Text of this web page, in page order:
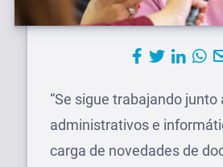
“Se sigue trabajando junto
administrativos e
carga de novedades de